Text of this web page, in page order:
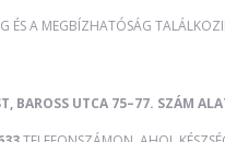
ÉS A MEGBÍZHATÓSÁG
BAROSS UTCA 75–77. SZÁM